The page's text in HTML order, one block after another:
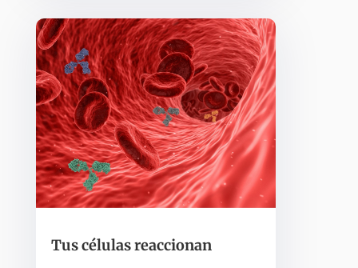
Tus células reaccionan